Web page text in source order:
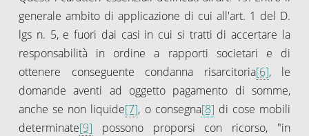
generale ambito di applicazione di cui all'art. 1 del D.
lgs n. 5, e fuori dai casi in cui si tratti di accertare la
responsabilità in ordine a rapporti societari e di
ottenere conseguente condanna risarcitoria[6], le
domande aventi ad oggetto pagamento di somme,
anche se non liquide[7], o consegna[8] di cose mobili
determinate[9] possono proporsi con ricorso, "in